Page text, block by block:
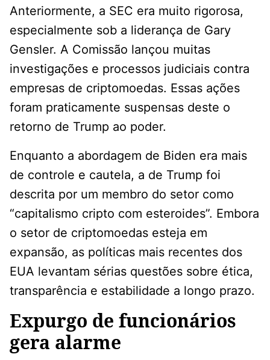
Anteriormente, a SEC era muito rigorosa,
especialmente sob a liderança de Gary
Gensler. A Comissão lançou muitas
investigações e processos judiciais contra
empresas de criptomoedas. Essas ações
foram praticamente suspensas deste o
retorno de Trump ao poder.
Enquanto a abordagem de Biden era mais
de controle e cautela, a de Trump foi
descrita por um membro do setor como
“capitalismo cripto com esteroides”. Embora
o setor de criptomoedas esteja em
expansão, as políticas mais recentes dos
EUA levantam sérias questões sobre ética,
transparência e estabilidade a longo prazo.
Expurgo de funcionários
gera alarme